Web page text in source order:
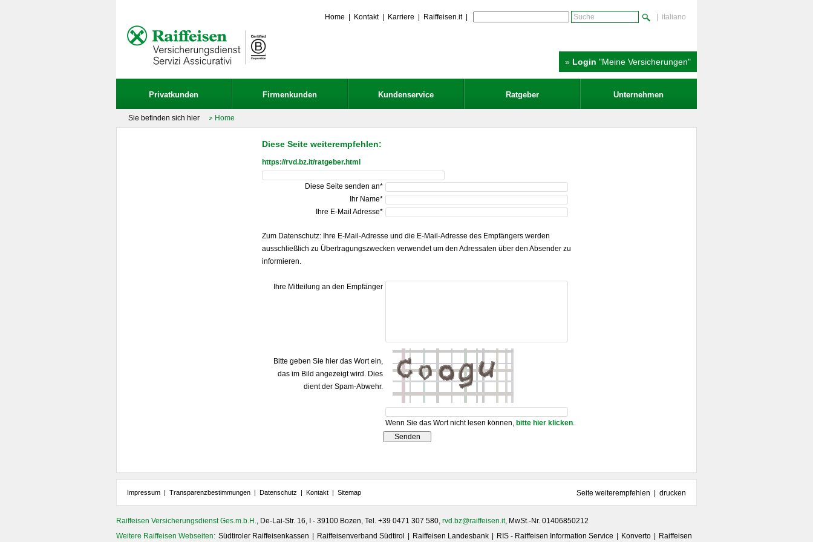
Home Kontakt| Karriere Raiffeisen.it| | italiano
» Login "Meine Versicherungen"
Privatkunden Firmenkunden Kundenservice Ratgeber Unternehmen
Sie befinden sich hier Home
Diese Seite weiterempfehlen:
https://rvd.bz.it/ratgeber.html
Diese Seite senden an*
Ihr Name*
Ihre E-Mail Adresse*
Zum Datenschutz: Ihre E-Mail-Adresse und die E-Mail-Adresse des Empfängers werden
ausschließlich zu Übertragungszwecken verwendet um den Adressaten über den Absender zu
informieren.
Ihre Mitteilung an den Empfänger
Bitte geben Sie hier das Wort ein,
das im Bild angezeigt wird. Dies
dient der Spam-Abwehr.
Wenn Sie das Wort nicht lesen können, bitte hier klicken.
Impressum | Transparenzbestimmungen | Datenschutz | Kontakt | Sitemap Seite weiterempfehlen | drucken
Raiffeisen Versicherungsdienst Ges.m.b.H., De-Lai-Str. 16, I - 39100 Bozen, Tel. +39 0471 307 580, rvd.bz@raiffeisen.it, MwSt.-Nr. 01406850212
Weitere Raiffeisen Webseiten: Südtiroler Raiffeisenkassen Raiffeisenverband Südtirol Raiffeisen Landesbank RIS - Raiffeisen Information Service Konverto
Raiffeisen